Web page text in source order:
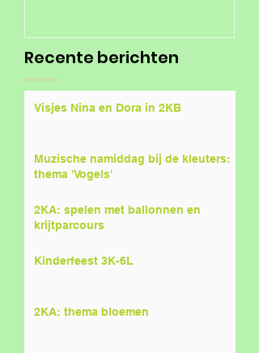
Recente berichten
Visjes Nina en Dora in 2KB
Muzische namiddag bij de kleuters:
thema 'Vogels'
2KA: spelen met ballonnen en
krijtparcours
Kinderfeest 3K-6L
2KA: thema bloemen